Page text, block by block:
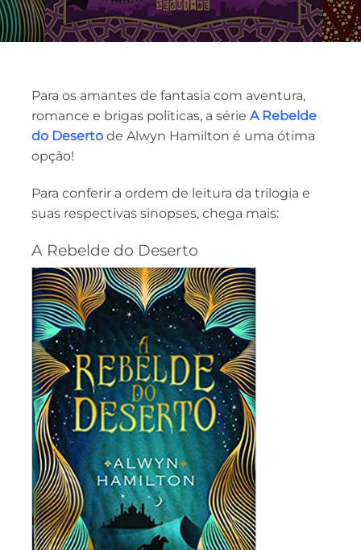
Para os amantes de fantasia com aventura,
romance e brigas políticas, a série A Rebelde
do Deserto de Alwyn Hamilton é uma ótima
opção!
Para conferir a ordem de leitura da trilogia e
suas respectivas sinopses, chega mais:
A Rebelde do Deserto